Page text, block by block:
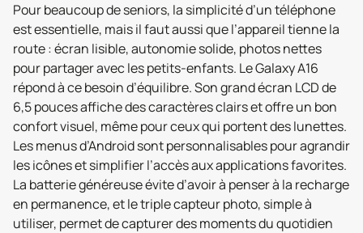
Pour beaucoup de seniors, la simplicité d’un téléphone
est essentielle, mais il faut aussi que l’appareil tienne la
route : écran lisible, autonomie solide, photos nettes
pour partager avec les petits-enfants. Le Galaxy A16
répond à ce besoin d’équilibre. Son grand écran LCD de
6,5 pouces affiche des caractères clairs et offre un bon
confort visuel, même pour ceux qui portent des lunettes.
Les menus d’Android sont personnalisables pour agrandir
les icônes et simplifier l’accès aux applications favorites.
La batterie généreuse évite d’avoir à penser à la recharge
en permanence, et le triple capteur photo, simple à
utiliser, permet de capturer des moments du quotidien